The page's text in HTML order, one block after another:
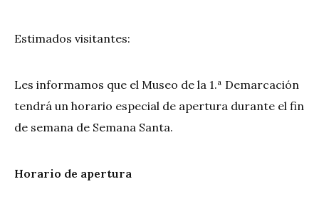
Estimados visitantes:
Les informamos que el Museo de la 1.ª Demarcación
tendrá un horario especial de apertura durante el fin
de semana de Semana Santa.
Horario de apertura